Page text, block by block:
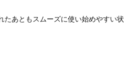
たあともスムーズに使い始めやすい